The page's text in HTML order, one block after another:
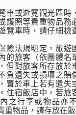
車或遊覽觀光區時
護照等貴重物品務
覽車時，請仔細檢
險法規明定，旅遊
的旅客（依團體名
但對旅客所存放於
負遺失或損壞之賠
置於車上若有遺失
住宿飯店中，若旅
之行李或物品亦
重物品，請存放在